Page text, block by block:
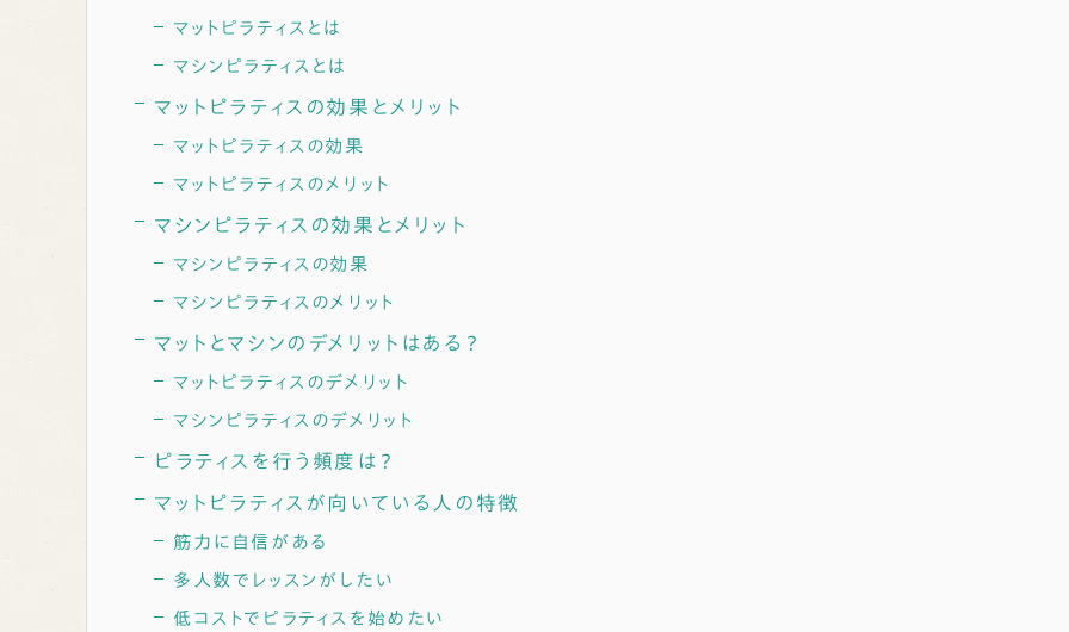
マットピラティスとは
マシンピラティスとは
マットピラティスの効果とメリット
マットピラティスの効果
マットピラティスのメリット
マシンピラティスの効果とメリット
マシンピラティスの効果
マシンピラティスのメリット
マットとマシンのデメリットはある？
マットピラティスのデメリット
マシンピラティスのデメリット
ピラティスを行う頻度は？
マットピラティスが向いている人の特徴
筋力に自信がある
多人数でレッスンがしたい
低コストでピラティスを始めたい